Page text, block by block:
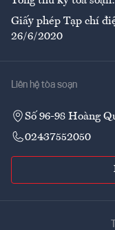
Giấy phép Tạp chí
26/6/2020
Liên hệ tòa soạn
Số 96-98 Hoàng
02437552050